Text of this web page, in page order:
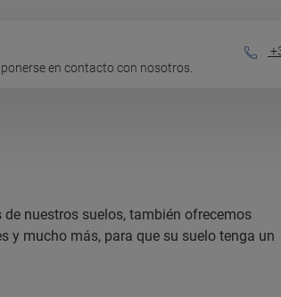
en contacto con nosotros.
nuestros suelos, también ofrecemos
y mucho más, para que su suelo tenga un